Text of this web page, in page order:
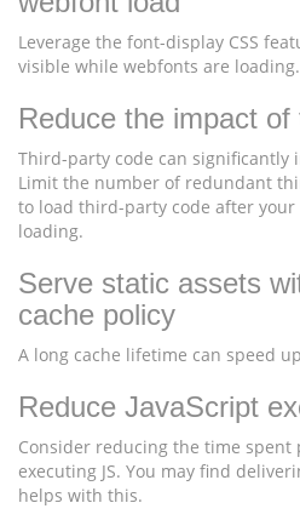
Leverage the font-display CSS
visible while webfonts are loading.
Reduce the impact
Third-party code can significantly
Limit the number of redundant
to load third-party code after
loading.
Serve static assets
cache policy
A long cache lifetime can speed
Reduce JavaScript
Consider reducing the time spent
executing JS. You may find
helps with this.